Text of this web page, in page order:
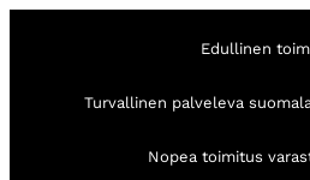
Edullinen
Turvallinen palveleva
Nopea toimitus